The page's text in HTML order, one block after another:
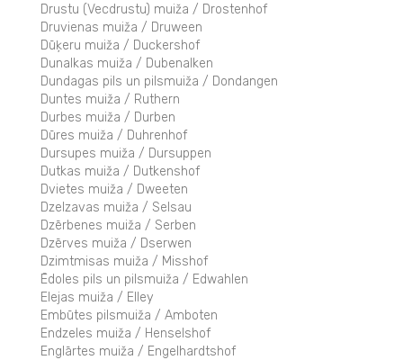
Drustu (Vecdrustu) muiža / Drostenhof
Druvienas muiža / Druween
Dūķeru muiža / Duckershof
Dunalkas muiža / Dubenalken
Dundagas pils un pilsmuiža / Dondangen
Duntes muiža / Ruthern
Durbes muiža / Durben
Dūres muiža / Duhrenhof
Dursupes muiža / Dursuppen
Dutkas muiža / Dutkenshof
Dvietes muiža / Dweeten
Dzelzavas muiža / Selsau
Dzērbenes muiža / Serben
Dzērves muiža / Dserwen
Dzimtmisas muiža / Misshof
Ēdoles pils un pilsmuiža / Edwahlen
Elejas muiža / Elley
Embūtes pilsmuiža / Amboten
Endzeles muiža / Henselshof
Englārtes muiža / Engelhardtshof